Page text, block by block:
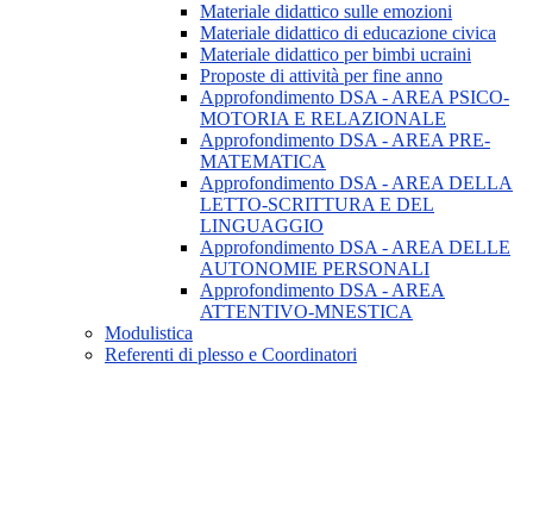
Materiale didattico sulle emozioni
Materiale didattico di educazione civica
Materiale didattico per bimbi ucraini
Proposte di attività per fine anno
Approfondimento DSA - AREA PSICO-
MOTORIA E RELAZIONALE
Approfondimento DSA - AREA PRE-
MATEMATICA
Approfondimento DSA - AREA DELLA
LETTO-SCRITTURA E DEL
LINGUAGGIO
Approfondimento DSA - AREA DELLE
AUTONOMIE PERSONALI
Approfondimento DSA - AREA
ATTENTIVO-MNESTICA
Modulistica
Referenti di plesso e Coordinatori